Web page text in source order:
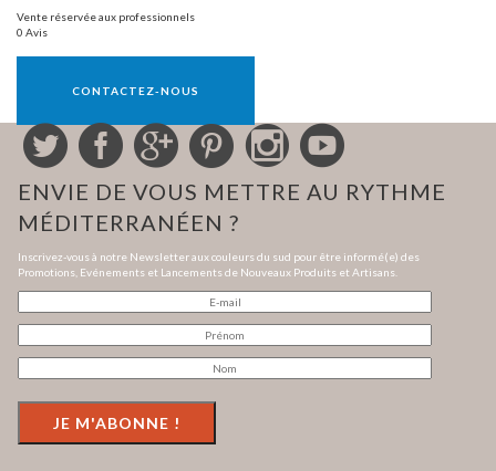
Vente réservée aux professionnels
0 Avis
CONTACTEZ-NOUS
ENVIE DE VOUS METTRE AU RYTHME
MÉDITERRANÉEN ?
Inscrivez-vous à notre Newsletter aux couleurs du sud pour être informé(e) des
Promotions, Evénements et Lancements de Nouveaux Produits et Artisans.